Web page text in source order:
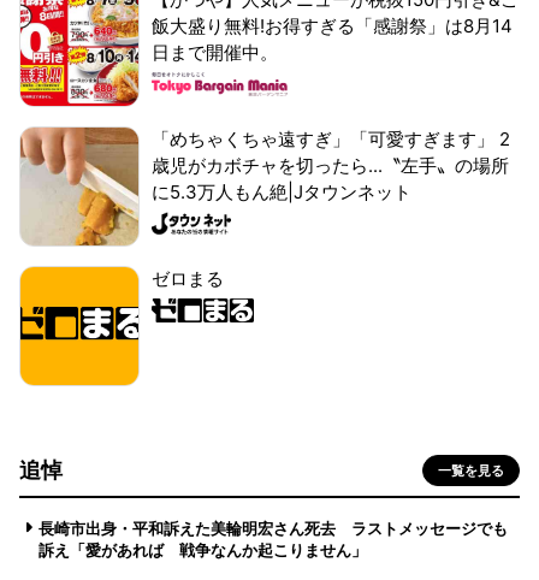
飯大盛り無料!お得すぎる「感謝祭」は8月14
日まで開催中。
「めちゃくちゃ遠すぎ」「可愛すぎます」 2
歳児がカボチャを切ったら...〝左手〟の場所
に5.3万人もん絶|Jタウンネット
ゼロまる
追悼 一覧を見る
長崎市出身・平和訴えた美輪明宏さん死去 ラストメッセージでも
訴え「愛があれば 戦争なんか起こりません」